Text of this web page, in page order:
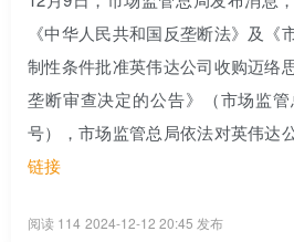
《中华人民共和国反垄断法》及《
制性条件批准英伟达公司收购迈络
垄断审查决定的公告》（市场监
号），市场监管总局依法对英伟达
链接
阅读 114 2024-12-12 20:45 发布